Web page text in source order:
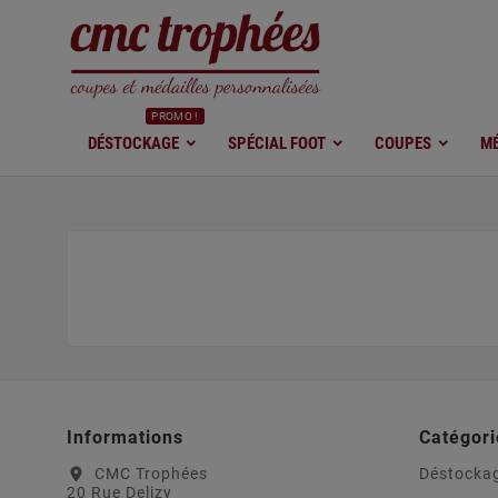
DÉSTOCKAGE
PROMO !
SPÉCIAL FOOT COUPES
Informations
location_on
CMC Trophées
20 Rue Delizy